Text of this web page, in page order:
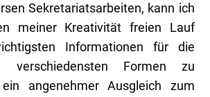
Sekretariatsarbeiten, kann ich
meiner Kreativität freien Lauf
Informationen für die
verschiedensten Formen zu
angenehmer Ausgleich zum